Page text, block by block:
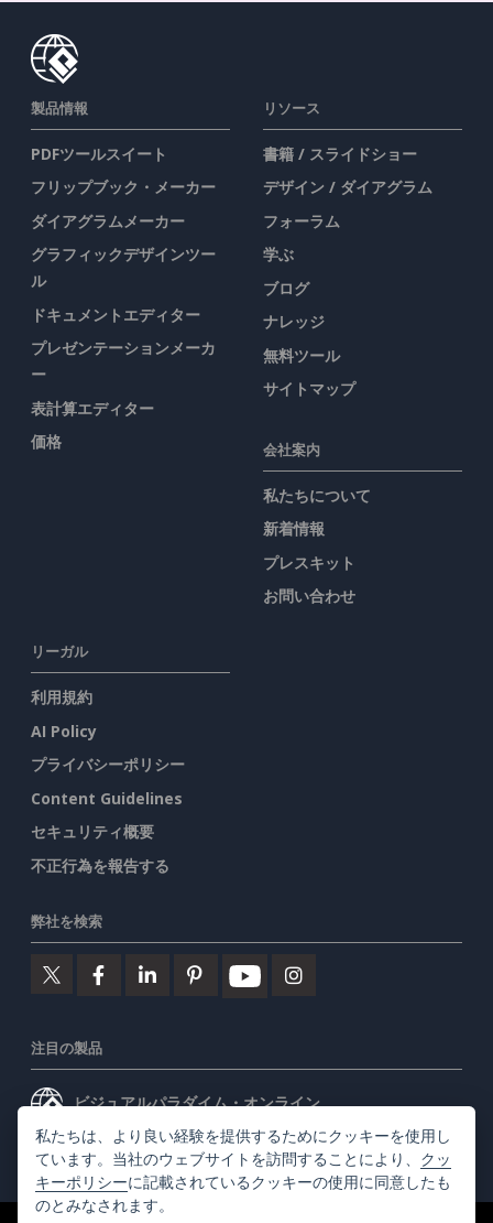
製品情報
PDFツールスイート
フリップブック・メーカー
ダイアグラムメーカー
グラフィックデザインツー
ル
ドキュメントエディター
プレゼンテーションメーカ
ー
表計算エディター
価格
リソース
書籍 / スライドショー
デザイン / ダイアグラム
フォーラム
学ぶ
ブログ
ナレッジ
無料ツール
サイトマップ
会社案内
私たちについて
新着情報
プレスキット
お問い合わせ
リーガル
利用規約
AI Policy
プライバシーポリシー
Content Guidelines
セキュリティ概要
不正行為を報告する
弊社を検索
注目の製品
ビジュアルパラダイム・オンライン
ビジュアルパラダイムデスクトップ
私たちは、より良い経験を提供するためにクッキーを使用し
ています。当社のウェブサイトを訪問することにより、 クッ
キーポリシーに記載されているクッキーの使用に同意したも
のとみなされます。